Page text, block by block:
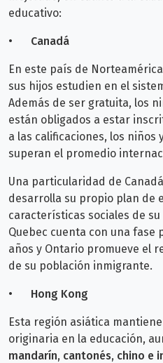
educativo:
• Canadá
En este país de
sus hijos estudien en el
Además de ser gratuita, los
están obligados a estar
a las calificaciones, los niños
superan el promedio
Una particularidad de
desarrolla su propio plan de
características sociales de
Quebec cuenta con una
años y Ontario promueve el
de su población inmigrante.
• Hong Kong
Esta región asiática
originaria en la educación,
mandarín, cantonés, chino e